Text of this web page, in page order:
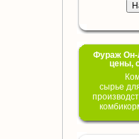
Фураж Он-
цены,
сырье